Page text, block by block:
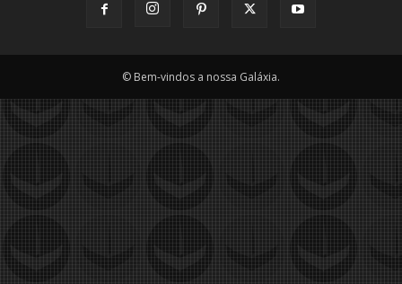
© Bem-vindos a nossa Galáxia.